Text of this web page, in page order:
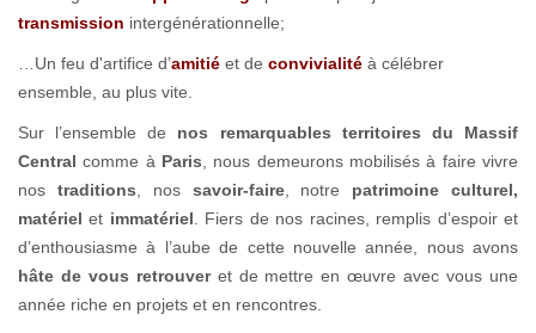
transmission intergénérationnelle;
…Un feu d'artifice d’amitié et de convivialité à célébrer
ensemble, au plus vite.
Sur l’ensemble de nos remarquables territoires du Massif
Central comme à Paris , nous demeurons mobilisés à faire vivre
nos traditions , nos savoir-faire, notre patrimoine culturel,
matériel et immatériel . Fiers de nos racines, remplis d’espoir et
d’enthousiasme à l’aube de cette nouvelle année, nous avons
hâte de vous retrouveret de mettre en œuvre avec vous une
année riche en projets et en rencontres.